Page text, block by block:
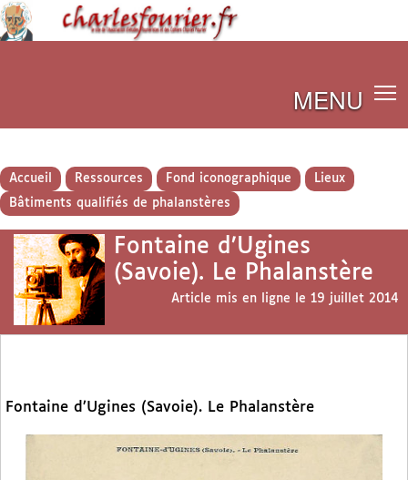
MENU
Accueil Ressources Fond iconographique
Lieux
Bâtiments qualifiés de phalanstères
Fontaine d’Ugines
(Savoie). Le Phalanstère
Article mis en ligne le 19 juillet 2014
Fontaine d’Ugines (Savoie). Le Phalanstère